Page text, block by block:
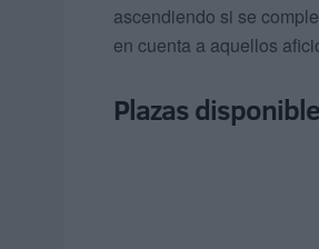
ascendiendo si se
en cuenta a aquellos
Plazas